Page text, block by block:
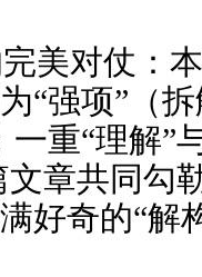
美对仗：
“强项”（
重“理解”
文章共同勾
好奇的“解